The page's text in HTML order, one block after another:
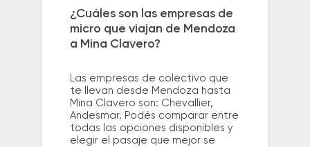
¿Cuáles son las empresas de
micro que viajan de Mendoza
a Mina Clavero?
Las empresas de colectivo que
te llevan desde Mendoza hasta
Mina Clavero son: Chevallier,
Andesmar. Podés comparar entre
todas las opciones disponibles y
elegir el pasaje que mejor se